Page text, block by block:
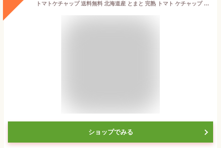
トマトケチャップ 送料無料 北海道産 とまと 完熟 トマト ケチャップ 北海道 トマトケチャップ 320g×3個 瓶入り 価格 3980 円 ケチャップ 送料無料
ショップでみる